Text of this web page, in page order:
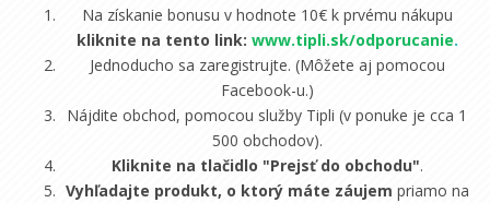
Na získanie bonusu v hodnote 10€ k prvému nákupu
kliknite na tento link: www.tipli.sk/odporucanie.
Jednoducho sa zaregistrujte. (Môžete aj pomocou
Facebook-u.)
Nájdite obchod, pomocou služby Tipli (v ponuke je cca 1
500 obchodov).
Kliknite na tlačidlo "Prejsť do obchodu".
Vyhľadajte produkt, o ktorý máte záujem priamo na